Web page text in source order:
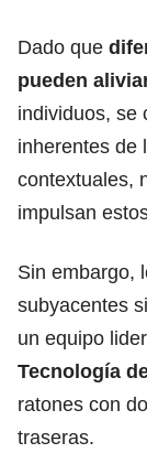
Dado que
pueden
individuos, se
inherentes de
contextuales,
impulsan
Sin embargo,
subyacentes
un equipo
Tecnología
ratones con
traseras.